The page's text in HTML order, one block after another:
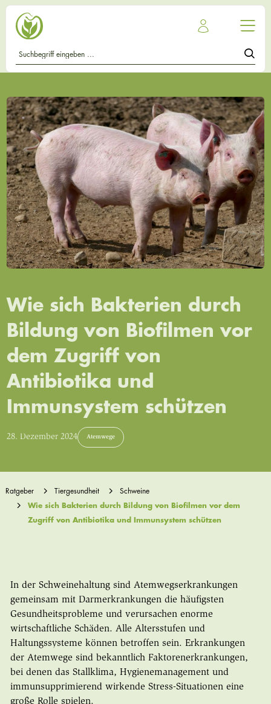
Wie sich Bakterien durch
Bildung von Biofilmen vor
dem Zugriff von
Antibiotika und
Immunsystem schützen
28. Dezember 2024 Atemwege
Ratgeber Tiergesundheit
Schweine
Wie sich Bakterien durch Bildung von Biofilmen vor dem
Zugriff von Antibiotika und Immunsystem schützen
In der Schweinehaltung sind Atemwegserkrankungen
gemeinsam mit Darmerkrankungen die häufigsten
Gesundheitsprobleme und verursachen enorme
wirtschaftliche Schäden. Alle Altersstufen und
Haltungssysteme können betroffen sein. Erkrankungen
der Atemwege sind bekanntlich Faktorenerkrankungen,
bei denen das Stallklima, Hygienemanagement und
immunsupprimierend wirkende Stress-Situationen eine
große Rolle spielen.